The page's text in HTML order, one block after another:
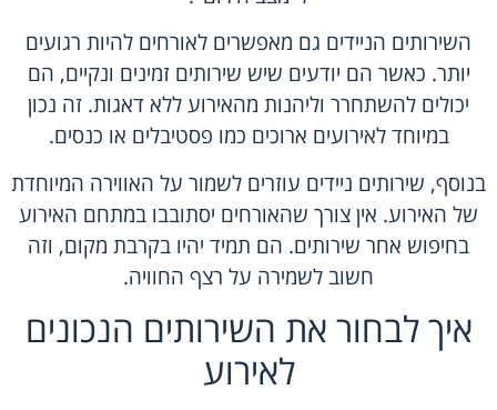
השירותים הניידים גם מאפשרים לאורחים להיות רגועים
יותר. כאשר הם יודעים שיש שירותים זמינים ונקיים, הם
יכולים להשתחרר וליהנות מהאירוע ללא דאגות. זה נכון
במיוחד לאירועים ארוכים כמו פסטיבלים או כנסים.
בנוסף, שירותים ניידים עוזרים לשמור על האווירה המיוחדת
של האירוע. אין צורך שהאורחים יסתובבו במתחם האירוע
בחיפוש אחר שירותים. הם תמיד יהיו בקרבת מקום, וזה
חשוב לשמירה על רצף החוויה.
איך לבחור את השירותים הנכונים
לאירוע